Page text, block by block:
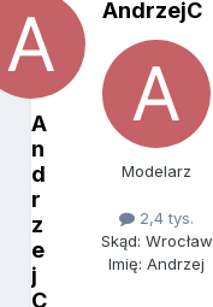
A
n
d
r
z
e
j
C
AndrzejC
Modelarz
2,4 tys.
Skąd: Wrocław
Imię: Andrzej